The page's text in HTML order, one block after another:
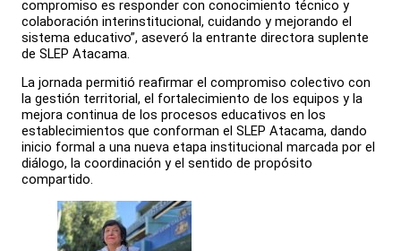
compromiso es responder con conocimiento técnico y
colaboración interinstitucional, cuidando y mejorando el
sistema educativo”, aseveró la entrante directora suplente
de SLEP Atacama.
La jornada permitió reafirmar el compromiso colectivo con
la gestión territorial, el fortalecimiento de los equipos y la
mejora continua de los procesos educativos en los
establecimientos que conforman el SLEP Atacama, dando
inicio formal a una nueva etapa institucional marcada por el
diálogo, la coordinación y el sentido de propósito
compartido.